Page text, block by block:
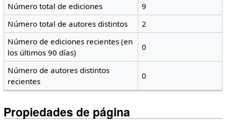
Número total de ediciones
9
Número total de autores distintos
2
Número de ediciones recientes (en
los últimos 90 días)
0
Número de autores distintos
recientes
0
Propiedades de página